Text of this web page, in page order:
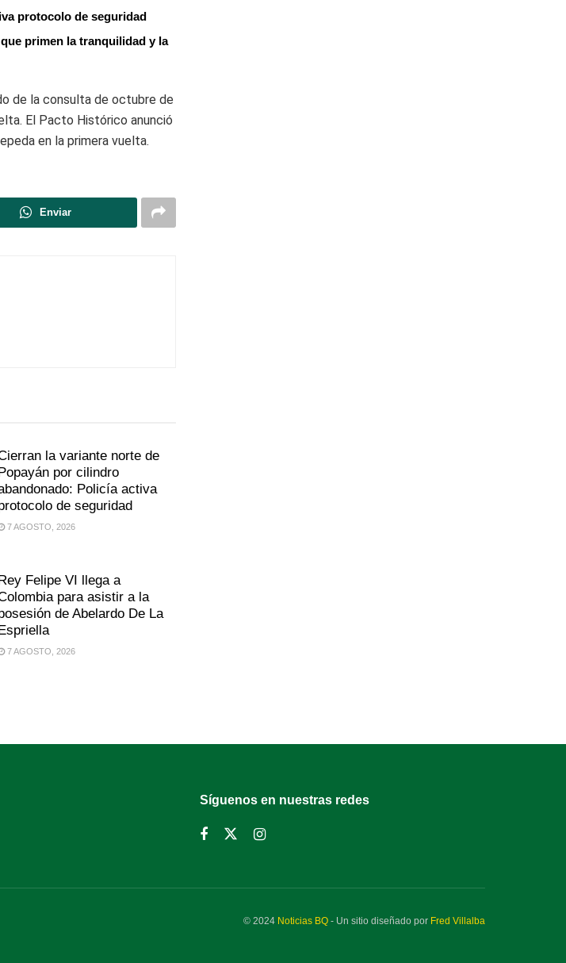
protocolo de seguridad
primen la tranquilidad y la
de la consulta de octubre de
El Pacto Histórico anunció
en la primera vuelta.
Enviar
la variante norte de
por cilindro
Policía activa
de seguridad
7 AGOSTO, 2026
Felipe VI llega a
para asistir a la
de Abelardo De La
7 AGOSTO, 2026
Síguenos en nuestras redes
© 2024 Noticias BQ - Un sitio diseñado por Fred Villalba